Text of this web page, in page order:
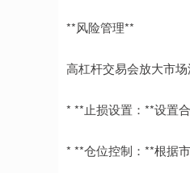
**风险管理**
高杠杆交易会放大市
* **止损设置：**设置
* **仓位控制：**根据